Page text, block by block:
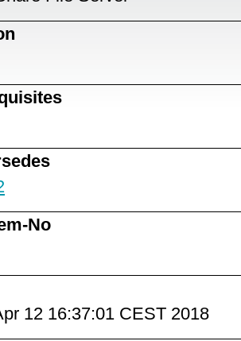
No
12 16:37:01 CEST 2018